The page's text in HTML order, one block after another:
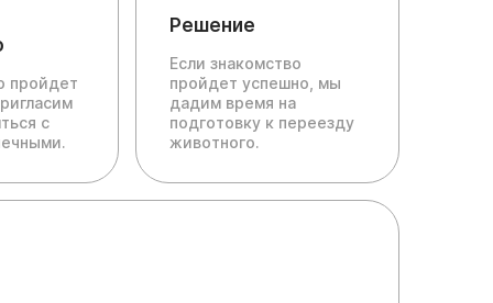
пройдет
с
Решение
Если знакомство
пройдет успешно, мы
дадим время на
подготовку к переезду
животного.